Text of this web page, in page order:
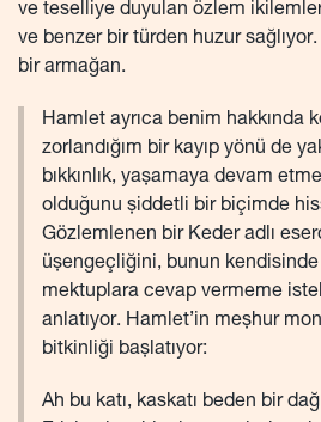
ve teselliye duyulan özlem
ve benzer bir türden huzur
bir armağan.
Hamlet ayrıca benim hakkında
zorlandığım bir kayıp yönü de
bıkkınlık, yaşamaya devam
olduğunu şiddetli bir biçimde
Gözlemlenen bir Keder adlı
üşengeçliğini, bunun
mektuplara cevap vermeme
anlatıyor. Hamlet’in meşhur
bitkinliği başlatıyor:
Ah bu katı, kaskatı beden bir